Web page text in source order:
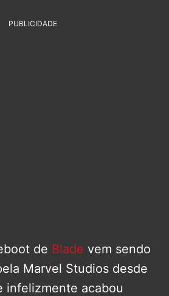
PUBLICIDADE
de Blade vem sendo
Marvel Studios desde
infelizmente acabou